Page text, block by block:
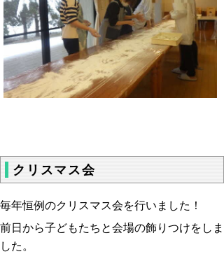
クリスマス会
毎年恒例のクリスマス会を行いました！
前日から子どもたちと会場の飾りつけをしま
した。